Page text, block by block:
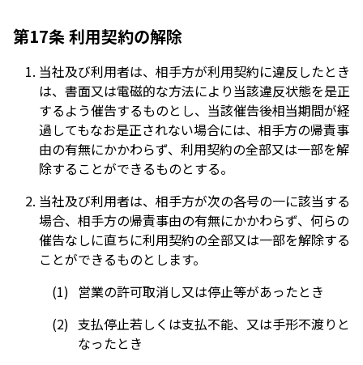
第17条 利用契約の解除
当社及び利用者は、相手方が利用契約に違反したとき
は、書面又は電磁的な方法により当該違反状態を是正
するよう催告するものとし、当該催告後相当期間が経
過してもなお是正されない場合には、相手方の帰責事
由の有無にかかわらず、利用契約の全部又は一部を解
除することができるものとする。
当社及び利用者は、相手方が次の各号の一に該当する
場合、相手方の帰責事由の有無にかかわらず、何らの
催告なしに直ちに利用契約の全部又は一部を解除する
ことができるものとします。
営業の許可取消し又は停止等があったとき
支払停止若しくは支払不能、又は手形不渡りと
なったとき